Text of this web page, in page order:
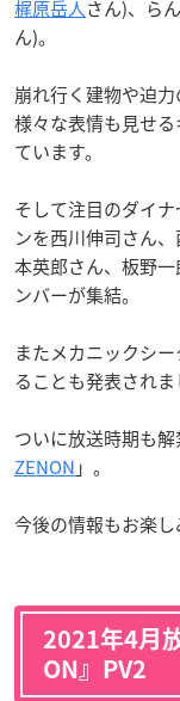
梶原岳人さん)、ら
ん)。
崩れ行く建物や迫
様々な表情も見せ
ています。
そして注目のダイ
ンを西川伸司さん
本英郎さん、板野
ンバーが集結。
またメカニックシ
ることも発表されま
ついに放送時期も
ZENON 」。
今後の情報もお楽し
2021年4月
ON』PV2